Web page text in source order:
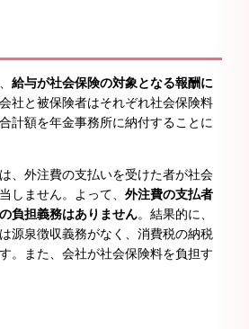
給与が社会保険の対象となる報酬に
社と被保険者はそれぞれ社会保険料
計額を年金事務所に納付することに
、外注費の支払いを受けた者が社会
しません。よって、 外注費の支払者
負担義務はありません。結果的に、
源泉徴収義務がなく、消費税の納税
。また、会社が社会保険料を負担す